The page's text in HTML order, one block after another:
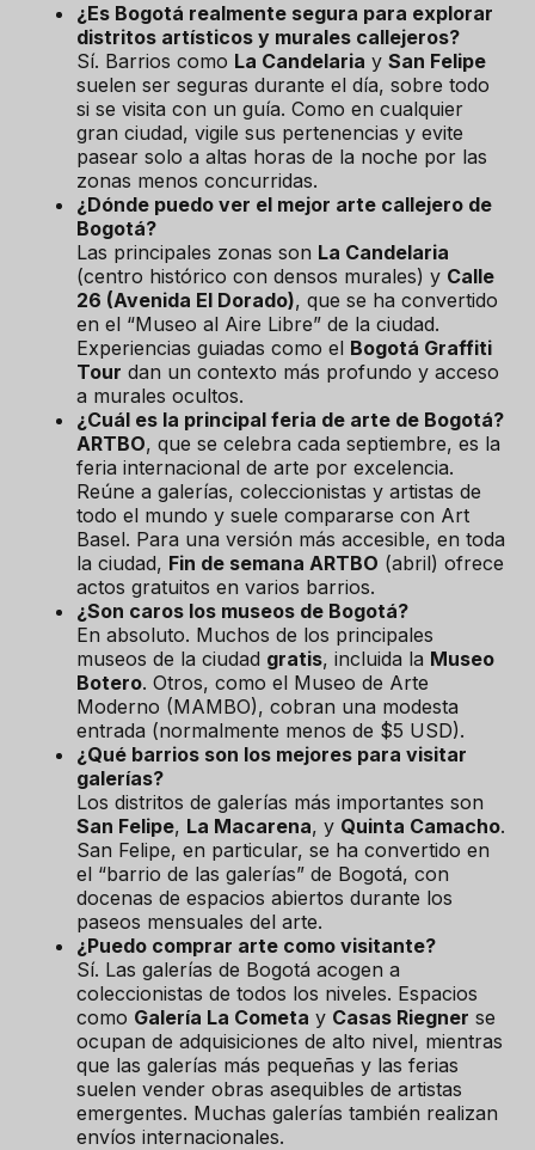
¿Es Bogotá realmente segura para explorar
distritos artísticos y murales callejeros?
Sí. Barrios como La Candelaria y San Felipe
suelen ser seguras durante el día, sobre todo
si se visita con un guía. Como en cualquier
gran ciudad, vigile sus pertenencias y evite
pasear solo a altas horas de la noche por las
zonas menos concurridas.
¿Dónde puedo ver el mejor arte callejero de
Bogotá?
Las principales zonas son La Candelaria
(centro histórico con densos murales) y Calle
26 (Avenida El Dorado), que se ha convertido
en el “Museo al Aire Libre” de la ciudad.
Experiencias guiadas como el Bogotá Graffiti
Tour dan un contexto más profundo y acceso
a murales ocultos.
¿Cuál es la principal feria de arte de Bogotá?
ARTBO, que se celebra cada septiembre, es la
feria internacional de arte por excelencia.
Reúne a galerías, coleccionistas y artistas de
todo el mundo y suele compararse con Art
Basel. Para una versión más accesible, en toda
la ciudad, Fin de semana ARTBO (abril) ofrece
actos gratuitos en varios barrios.
¿Son caros los museos de Bogotá?
En absoluto. Muchos de los principales
museos de la ciudad gratis, incluida la Museo
Botero. Otros, como el Museo de Arte
Moderno (MAMBO), cobran una modesta
entrada (normalmente menos de $5 USD).
¿Qué barrios son los mejores para visitar
galerías?
Los distritos de galerías más importantes son
San Felipe, La Macarena, y Quinta Camacho.
San Felipe, en particular, se ha convertido en
el “barrio de las galerías” de Bogotá, con
docenas de espacios abiertos durante los
paseos mensuales del arte.
¿Puedo comprar arte como visitante?
Sí. Las galerías de Bogotá acogen a
coleccionistas de todos los niveles. Espacios
como Galería La Cometa y Casas Riegner se
ocupan de adquisiciones de alto nivel, mientras
que las galerías más pequeñas y las ferias
suelen vender obras asequibles de artistas
emergentes. Muchas galerías también realizan
envíos internacionales.